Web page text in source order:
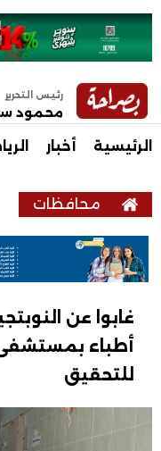
رئيس التحرير
محمود
الرئيسية أخبار
محافظات
أطباء
للتحقيق